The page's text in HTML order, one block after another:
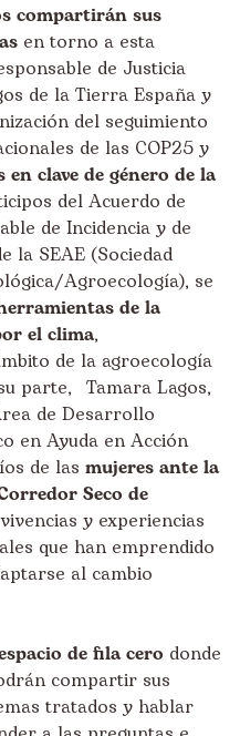
compartirán sus
en torno a esta
de Justicia
de la Tierra España y
del seguimiento
de las COP25 y
en clave de género de la
del Acuerdo de
de Incidencia y de
la SEAE (Sociedad
Agroecología), se
de la
el clima,
de la agroecología
parte, Tamara Lagos,
de Desarrollo
en Ayuda en Acción
de las mujeres ante la
Seco de
y experiencias
que han emprendido
al cambio
de fila cero donde
compartir sus
tratados y hablar